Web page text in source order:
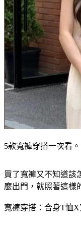
5款寬褲穿搭一次看。
買了寬褲又不知道該
麼出門，就照著這樣
寬褲穿搭：合身T恤